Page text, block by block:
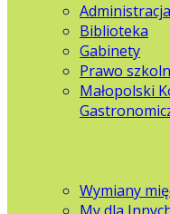
Administracja
Biblioteka
Gabinety
Prawo
Małopolski
Wymiany